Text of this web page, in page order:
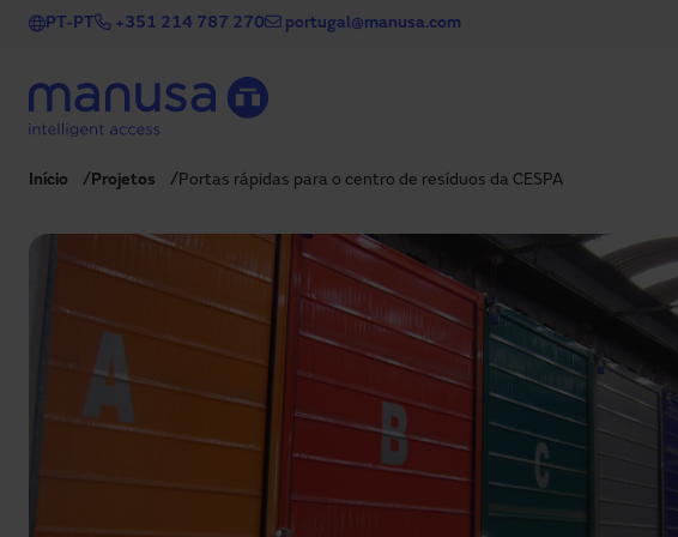
Passar para o conteúdo principal
PT-PT +351 214 787 270 portugal@manusa.com
Início Projetos Portas rápidas para o centro de resíduos da CESPA